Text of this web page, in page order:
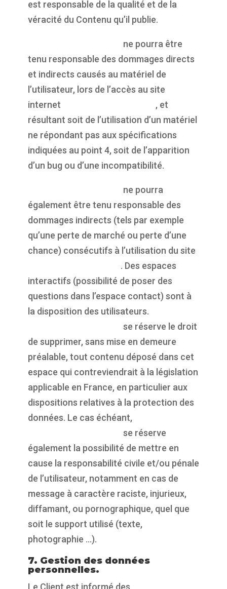
est responsable de la qualité et de la
véracité du Contenu qu’il publie.
ne pourra être
tenu responsable des dommages directs
et indirects causés au matériel de
l’utilisateur, lors de l’accès au site
internet
, et
résultant soit de l’utilisation d’un matériel
ne répondant pas aux spécifications
indiquées au point 4, soit de l’apparition
d’un bug ou d’une incompatibilité.
ne pourra
également être tenu responsable des
dommages indirects (tels par exemple
qu’une perte de marché ou perte d’une
chance) consécutifs à l’utilisation du site
. Des espaces
interactifs (possibilité de poser des
questions dans l’espace contact) sont à
la disposition des utilisateurs.
se réserve le droit
de supprimer, sans mise en demeure
préalable, tout contenu déposé dans cet
espace qui contreviendrait à la législation
applicable en France, en particulier aux
dispositions relatives à la protection des
données. Le cas échéant,
se réserve
également la possibilité de mettre en
cause la responsabilité civile et/ou pénale
de l’utilisateur, notamment en cas de
message à caractère raciste, injurieux,
diffamant, ou pornographique, quel que
soit le support utilisé (texte,
photographie …).
7. Gestion des données
personnelles.
Le Client est informé des